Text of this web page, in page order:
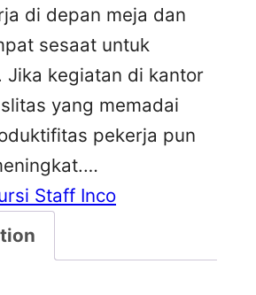
di depan meja dan
sesaat untuk
Jika kegiatan di kantor
yang memadai
pekerja pun
Staff Inco